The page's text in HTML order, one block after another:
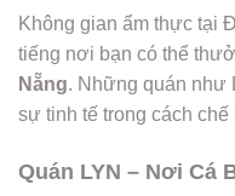
Không gian ẩm thực tại
tiếng nơi bạn có thể
Nẵng. Những quán như
sự tinh tế trong cách chế
Quán LYN – Nơi Cá